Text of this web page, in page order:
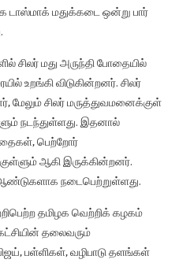
டாஸ்மாக் மதுக்கடை ஒன்று பார்
சிலர் மது அருந்தி போதையில்
உறங்கி விடுகின்றனர். சிலர்
மேலும் சிலர் மருத்துவமனைக்குள்
நடந்துள்ளது. இதனால்
பெற்றோர்
ஆகி இருக்கின்றனர்.
நடைபெற்றுள்ளது.
தமிழக வெற்றிக் கழகம்
தலைவரும்
பள்ளிகள், வழிபாடு தளங்கள்